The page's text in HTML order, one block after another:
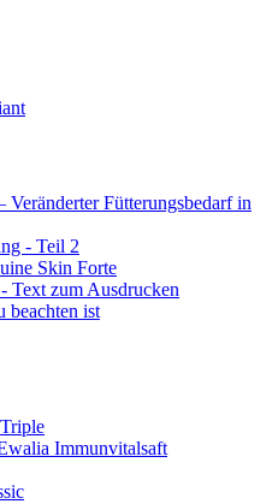
Veränderter Fütterungsbedarf in
- Teil 2
Skin Forte
Text zum Ausdrucken
beachten ist
Immunvitalsaft